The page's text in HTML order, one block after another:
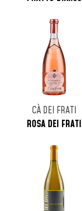
CÀ DEI FRATI
ROSA DEI FRATI